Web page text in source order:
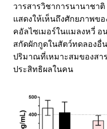
วารสารวิชาการนานาชาติ
แสดงให้เห็นถึงศักยภาพข
คอัลไซเมอร์ในแมลงหวี่ อ
สกัดผักกูดในสัตว์ทดลองอื่
ปริมาณที่เหมาะสมของสา
ประสิทธิผลในคน